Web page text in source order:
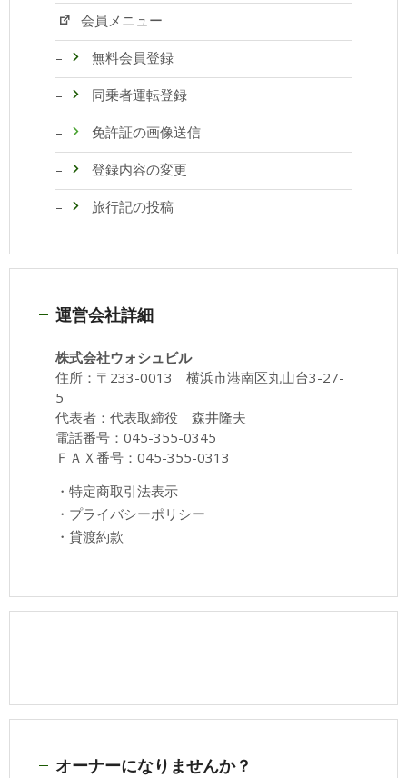
会員メニュー
無料会員登録
同乗者運転登録
免許証の画像送信
登録内容の変更
旅行記の投稿
運営会社詳細
株式会社ウォシュビル
住所：〒233-0013 横浜市港南区丸山台3-27-
5
代表者：代表取締役 森井隆夫
電話番号：045-355-0345
ＦＡＸ番号：045-355-0313
・ 特定商取引法表示
・ プライバシーポリシー
・ 貸渡約款
オーナーになりませんか？